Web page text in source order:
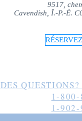
9517,
Cavendish, Î.-P.-É.
DES
1-
1-